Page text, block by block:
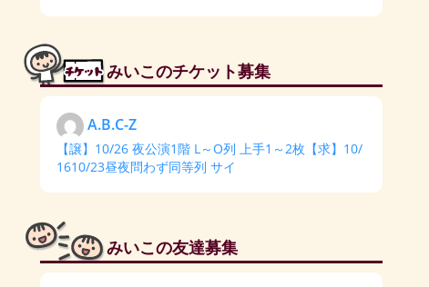
みいこのチケット募集
A.B.C-Z
【譲】10/26 夜公演1階 L～O列 上手1～2枚【求】10/
1610/23昼夜問わず同等列 サイ
みいこの友達募集